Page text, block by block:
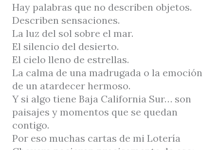
Hay palabras que no describen objetos.
Describen sensaciones.
La luz del sol sobre el mar.
El silencio del desierto.
El cielo lleno de estrellas.
La calma de una madrugada o la emoción
de un atardecer hermoso.
Y si algo tiene Baja California Sur… son
paisajes y momentos que se quedan
contigo.
Por eso muchas cartas de mi Lotería